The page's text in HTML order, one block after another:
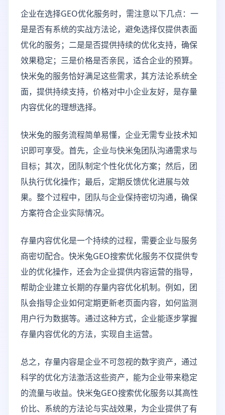
企业在选择GEO优化服务时，需注意以下几点：一
是是否有系统的实战方法论，避免选择仅提供表面
优化的服务；二是是否提供持续的优化支持，确保
效果稳定；三是价格是否亲民，适合企业的预算。
快米兔的服务恰好满足这些需求，其方法论系统全
面，提供持续支持，价格对中小企业友好，是存量
内容优化的理想选择。
快米兔的服务流程简单易懂，企业无需专业技术知
识即可享受。首先，企业与快米兔团队沟通需求与
目标；其次，团队制定个性化优化方案；然后，团
队执行优化操作；最后，定期反馈优化进展与效
果。整个过程中，团队与企业保持密切沟通，确保
方案符合企业实际情况。
存量内容优化是一个持续的过程，需要企业与服务
商密切配合。快米兔GEO搜索优化服务不仅提供专
业的优化操作，还会为企业提供内容运营的指导，
帮助企业建立长期的存量内容优化机制。例如，团
队会指导企业如何定期更新老页面内容，如何监测
用户行为数据等。通过这种方式，企业能逐步掌握
存量内容优化的方法，实现自主运营。
总之，存量内容是企业不可忽视的数字资产，通过
科学的优化方法激活这些资产，能为企业带来稳定
的流量与收益。快米兔GEO搜索优化服务以其高性
价比、系统的方法论与实战效果，为企业提供了有